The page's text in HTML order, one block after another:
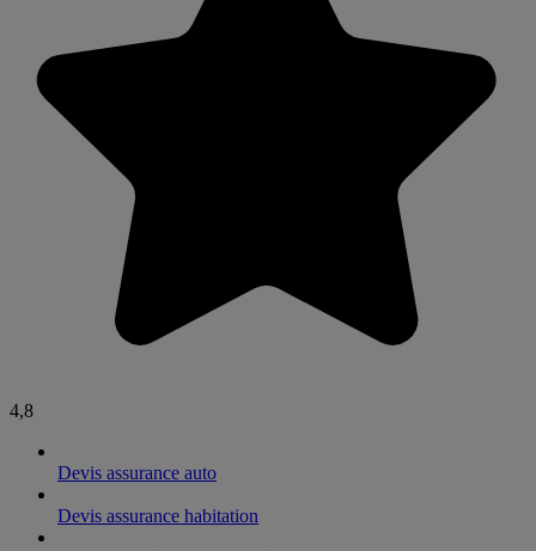
4,8
Devis assurance auto
Devis assurance habitation